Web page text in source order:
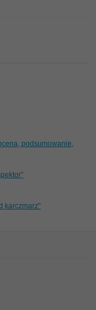
podsumowanie,
karczmarz"